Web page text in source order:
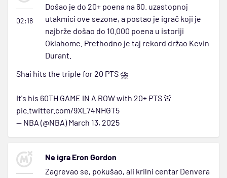
02:18
Došao je do 20+ poena na 60. uzastopnoj
utakmici ove sezone, a postao je igrač koji je
najbrže došao do 10.000 poena u istoriji
Oklahome. Prethodno je taj rekord držao Kevin
Durant.
Shai hits the triple for 20 PTS ⛈️
It's his 60TH GAME IN A ROW with 20+ PTS 🚨
pic.twitter.com/9XL74NHGT5
— NBA (@NBA)March 13, 2025
Ne igra Eron Gordon
Zagrevao se, pokušao, ali krilni centar Denvera